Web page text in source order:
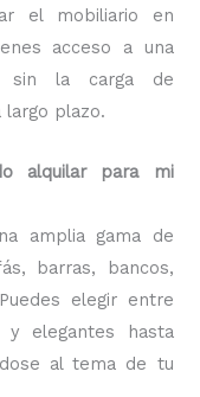
el mobiliario en
acceso a una
sin la carga de
plazo.
alquilar para mi
amplia gama de
barras, bancos,
elegir entre
y elegantes hasta
al tema de tu